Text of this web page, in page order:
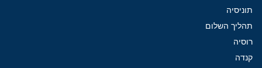
תוניסיה
תהליך השלום
רוסיה
קנדה